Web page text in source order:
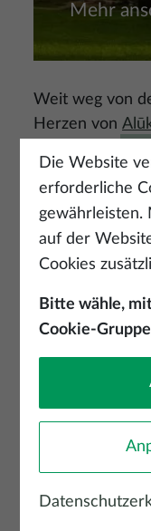
Mehr
Weit weg von
Herzen von
See gelegen,
Alūksne und
der zweiten
Auftrag von
Vietinghoff im
Schloss ist
Baudenkmäler
Schlosses
von denen
Die Website
erforderliche
gewährleisten.
auf der
Cookies
Bitte wähle,
Cookie-